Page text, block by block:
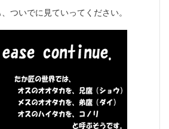
ついでに見ていってください。